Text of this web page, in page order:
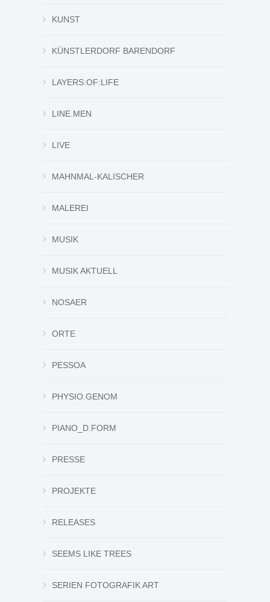
KUNST
KÜNSTLERDORF BARENDORF
LAYERS:OF:LIFE
LINE.MEN
LIVE
MAHNMAL-KALISCHER
MALEREI
MUSIK
MUSIK AKTUELL
NOSAER
ORTE
PESSOA
PHYSIO.GENOM
PIANO_D.FORM
PRESSE
PROJEKTE
RELEASES
SEEMS LIKE TREES
SERIEN FOTOGRAFIK ART